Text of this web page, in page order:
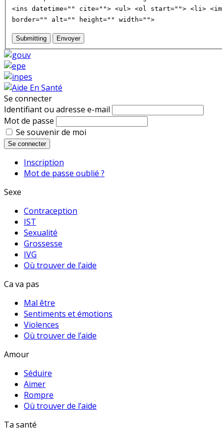
<ins datetime="" cite=""> <ul> <ol start=""> <li>
border="" alt="" height="" width="">
Submitting Envoyer
Se connecter
Identifiant ou adresse e-mail
Mot de passe
Se souvenir de moi
Se connecter
Inscription
Mot de passe oublié ?
Sexe
Contraception
IST
Sexualité
Grossesse
IVG
Où trouver de l’aide
Ca va pas
Mal être
Sentiments et émotions
Violences
Où trouver de l’aide
Amour
Séduire
Aimer
Rompre
Où trouver de l’aide
Ta santé